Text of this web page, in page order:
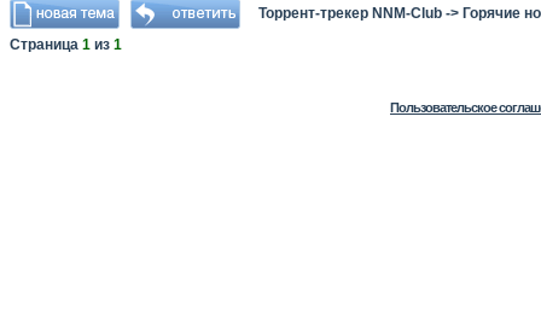
Торрент-трекер NNM-Club -> Горячие
Страница 1 из 1
Пользовательское